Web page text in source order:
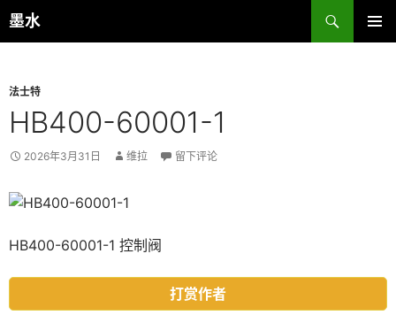
跳
至
墨水
搜
索
法士特
HB400-60001-1
2026年3月31日 维拉 留下评论
HB400-60001-1 控制阀
打赏作者